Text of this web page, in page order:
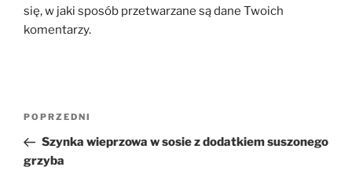
się, w jaki sposób przetwarzane są dane Twoich
komentarzy.
Nawigacja
Poprzedni
wpis
POPRZEDNI
Szynka wieprzowa w sosie z dodatkiem suszonego
grzyba